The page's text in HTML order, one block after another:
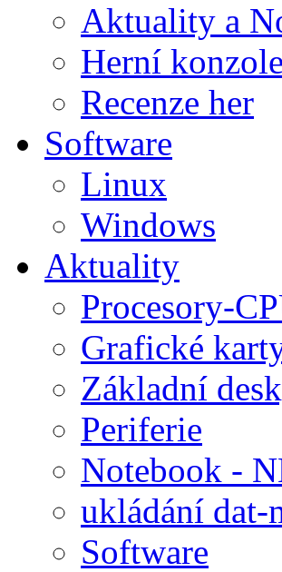
Aktuality a
Herní konzole
Recenze her
Software
Linux
Windows
Aktuality
Procesory-
Grafické
Základní
Periferie
Notebook -
ukládání dat-
Software